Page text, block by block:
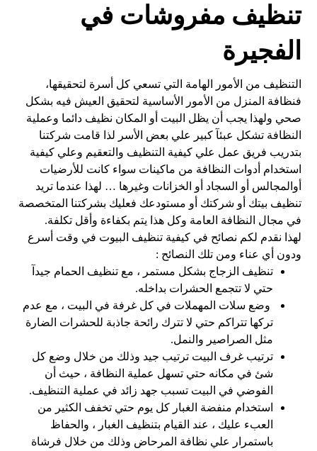
تنظيف مفروشات في
الفجيرة
التنظيف من الأمور الهامة التي تسعي كل أسرة لتحقيقها،
فنظافة المنزل من الأمور الأساسية لتحقيق العيش فيه بشكل
صحي ولهذا يجب أن يظل البيت أو المكان نظيف دائما وعملية
النظافة تشكل عبئآ كبير علي بعض الأسر لذا قامت شركتنا
بتدريب فريق عمل علي كيفية التنظيف والتعقيم وعلي كيفية
استخدام أدوات النظافة من ماكينات سواء كانت للأرضيات
أوالمجالس أو السجاد أو الخزانات وغيرها … لهذا عندما تريد
تنظيف بيتك أو شركتك أو مستودعك فعليك بشركتنا المتخصصة
في مجال النظافة العامة وكل هذا يتم بكفاءة وأقل تكلفة.
لهذا نقدم لكم نصائح في كيفية تنظيف البيوت في وقت أسرع
ودون أي عناء ومن تلك النصائح :
تنظيف الزجاج بشكل مستمر ، مع تنظيف الحمام جيدآ
حتي لا تتجمع الحشرات بداخله.
وضع سلات المهملات في كل غرفة في البيت ، مع عدم
تركها تتراكم حتي لا تترك رائحة جاذبة للحشرات الضارة
مثل الصراصير والنمل.
ترتيب غرف البيت ترتيب جيد وذلك من خلال وضع كل
شئ في مكانه حتي تسهل عملية النظافة ، حيث أن
الفوضي في البيت تسبب جهد زائد في عملية التنظيف.
استخدام منفضة الغبار كل يوم حتي تخفف الكثير من
العبء عليك ، عند القيام بتنظيف الغبار ، والحفاظ
باستمرار علي نظافة المرحاض وذلك من خلال فرشاة